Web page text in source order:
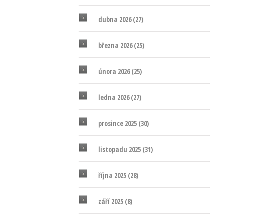
dubna 2026(27)
března 2026(25)
února 2026(25)
ledna 2026(27)
prosince 2025 (30)
listopadu 2025 (31)
října 2025 (28)
září 2025 (8)